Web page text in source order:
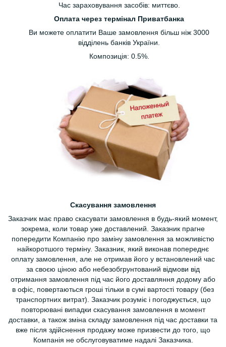
Час зараховування засобів: миттєво.
Оплата через термінал Приватбанка
Ви можете оплатити Ваше замовлення більш ніж 3000
відділень банків України.
Композиція: 0.5%.
Скасування замовлення
Заказчик має право скасувати замовлення в будь-який момент,
зокрема, коли товар уже доставлений. Заказник прагне
попередити Компанію про заміну замовлення за можливістю
найкоротшого терміну. Заказник, який виконав попереднє
оплату замовлення, але не отримав його у встановлений час
за своєю ціною або небезобгрунтований відмови від
отримання замовлення під час його доставляння додому або
в офіс, повертаються гроші тільки в сумі вартості товару (без
транспортних витрат). Заказчик розуміє і погоджується, що
повторювані випадки скасування замовлення в момент
доставки, а також зміна складу замовлення під час доставки та
вже після здійснення продажу може призвести до того, що
Компанія не обслуговуватиме надалі Заказчика.